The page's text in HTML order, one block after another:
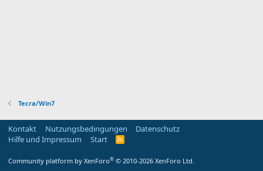
Tecra/Win7
Kontakt Nutzungsbedingungen
Datenschutz
Hilfe und Impressum
Start
R
Community platform by XenForo® © 2010-2026 XenForo Ltd.